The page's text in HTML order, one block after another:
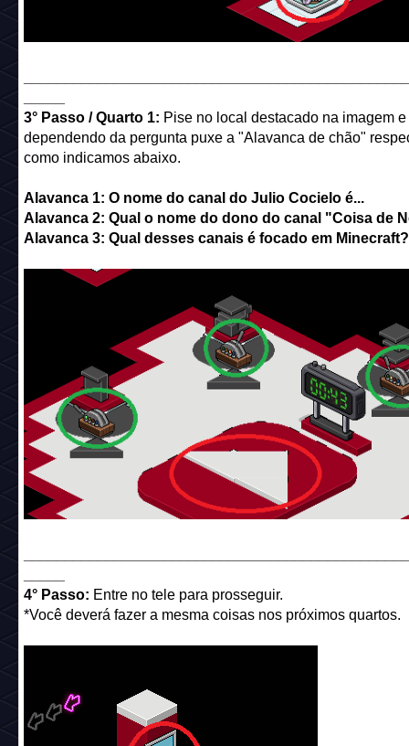
3° Passo / Quarto 1: Pise no local destacado na imagem e
dependendo da pergunta puxe a "Alavanca de chão"
como indicamos abaixo.
Alavanca 1: O nome do canal do Julio Cocielo é...
Alavanca 2: Qual o nome do dono do canal "Coisa de
Alavanca 3: Qual desses canais é focado em Minecraft?
4° Passo: Entre no tele para prosseguir.
*Você deverá fazer a mesma coisas nos próximos quartos.